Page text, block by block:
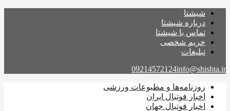
شیشتا
درباره شیشتا
تماس با شیشتا
حریم شخصی
تبلیغات
09214572124info@shishta.ir
روزنامه‌ها و مطبوعات ورزشی
اخبار فوتبال ایران
اخبار فوتبال جهان